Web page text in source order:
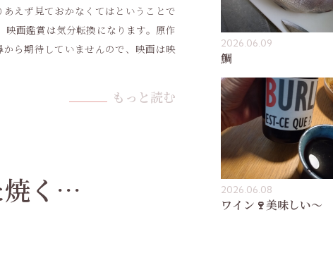
えず見ておかなくてはということで
映画鑑賞は気分転換になります。原作
ら期待していませんので、映画は映
もっと読む
焼く…
2026.06.09
鯛
2026.06.08
ワイン🍷美味しい〜